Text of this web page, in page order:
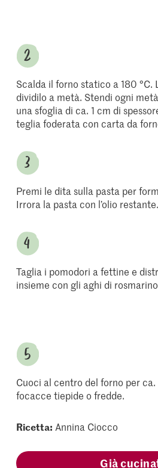
Scalda il forno statico a 180 °C.
dividilo a metà. Stendi ogni
una sfoglia di ca. 1 cm di
teglia foderata con carta da
Premi le dita sulla pasta per
Irrora la pasta con l’olio restante.
Taglia i pomodori a fettine e
insieme con gli aghi di
Cuoci al centro del forno per
focacce tiepide o fredde.
Ricetta: Annina Ciocco
Già